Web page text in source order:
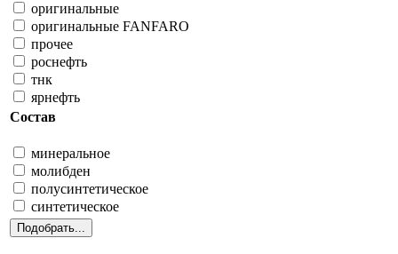
оригинальные
оригинальные FANFARO
прочее
роснефть
тнк
ярнефть
Состав
минеральное
молибден
полусинтетическое
синтетическое